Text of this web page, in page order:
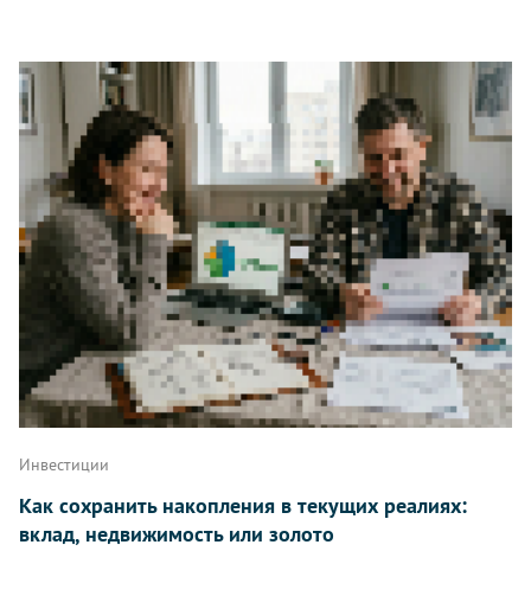
Инвестиции
Как сохранить накопления в текущих реалиях:
вклад, недвижимость или золото